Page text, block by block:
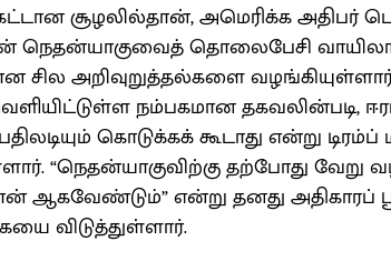
சூழலில்தான், அமெரிக்க அதிபர்
நெதன்யாகுவைத் தொலைபேசி
சில அறிவுறுத்தல்களை
நம்பகமான தகவலின்படி,
கொடுக்கக் கூடாது என்று
“நெதன்யாகுவிற்கு தற்போது
ஆகவேண்டும்” என்று தனது அதிகாரப்
விடுத்துள்ளார்.